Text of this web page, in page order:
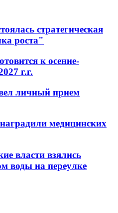
стратегическая
роста"
к осенне-
г.г.
личный прием
медицинских
власти взялись
воды на переулке